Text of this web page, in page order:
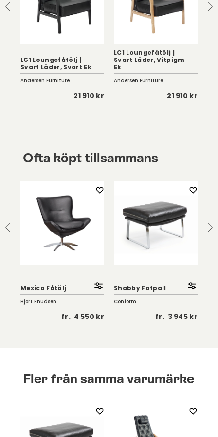
LC1 Loungefåtölj |
Svart Läder, Svart Ek
Andersen Furniture
21 910 kr
LC1 Loungefåtölj |
Svart Läder, Vitpigm
Ek
Andersen Furniture
21 910 kr
Ofta köpt tillsammans
Mexico Fåtölj
Hjort Knudsen
fr. 4 550 kr
Shabby Fotpall
Conform
fr. 3 945 kr
Fler från samma varumärke